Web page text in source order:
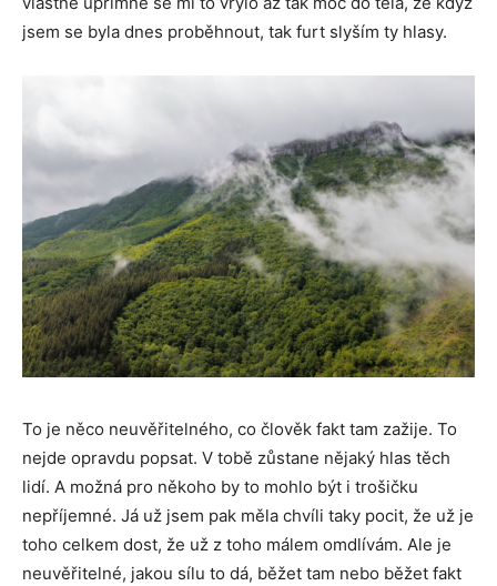
jsem se byla dnes proběhnout, tak furt slyším ty hlasy.
To je něco neuvěřitelného, co člověk fakt tam zažije. To
nejde opravdu popsat. V tobě zůstane nějaký hlas těch
lidí. A možná pro někoho by to mohlo být i trošičku
nepříjemné. Já už jsem pak měla chvíli taky pocit, že už je
toho celkem dost, že už z toho málem omdlívám. Ale je
neuvěřitelné, jakou sílu to dá, běžet tam nebo běžet fakt